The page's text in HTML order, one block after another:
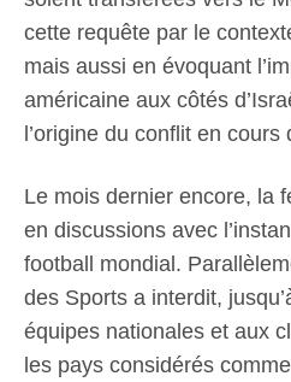
cette requête par le
mais aussi en évoquant
américaine aux côtés
l’origine du conflit en
Le mois dernier encore, la
en discussions avec
football mondial.
des Sports a interdit,
équipes nationales et aux
les pays considérés